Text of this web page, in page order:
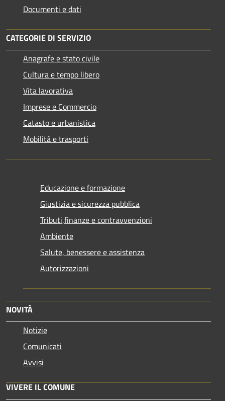
Documenti e dati
CATEGORIE DI SERVIZIO
Anagrafe e stato civile
Cultura e tempo libero
Vita lavorativa
Imprese e Commercio
Catasto e urbanistica
Mobilità e trasporti
Educazione e formazione
Giustizia e sicurezza pubblica
Tributi,finanze e contravvenzioni
Ambiente
Salute, benessere e assistenza
Autorizzazioni
NOVITÀ
Notizie
Comunicati
Avvisi
VIVERE IL COMUNE